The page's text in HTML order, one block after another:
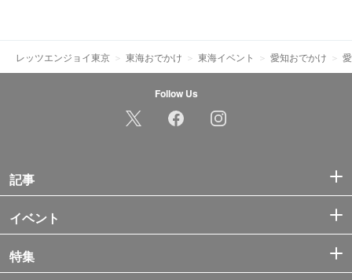
レッツエンジョイ東京 東海おでかけ 東海イベント 愛知おでかけ
Follow Us
記事
イベント
特集